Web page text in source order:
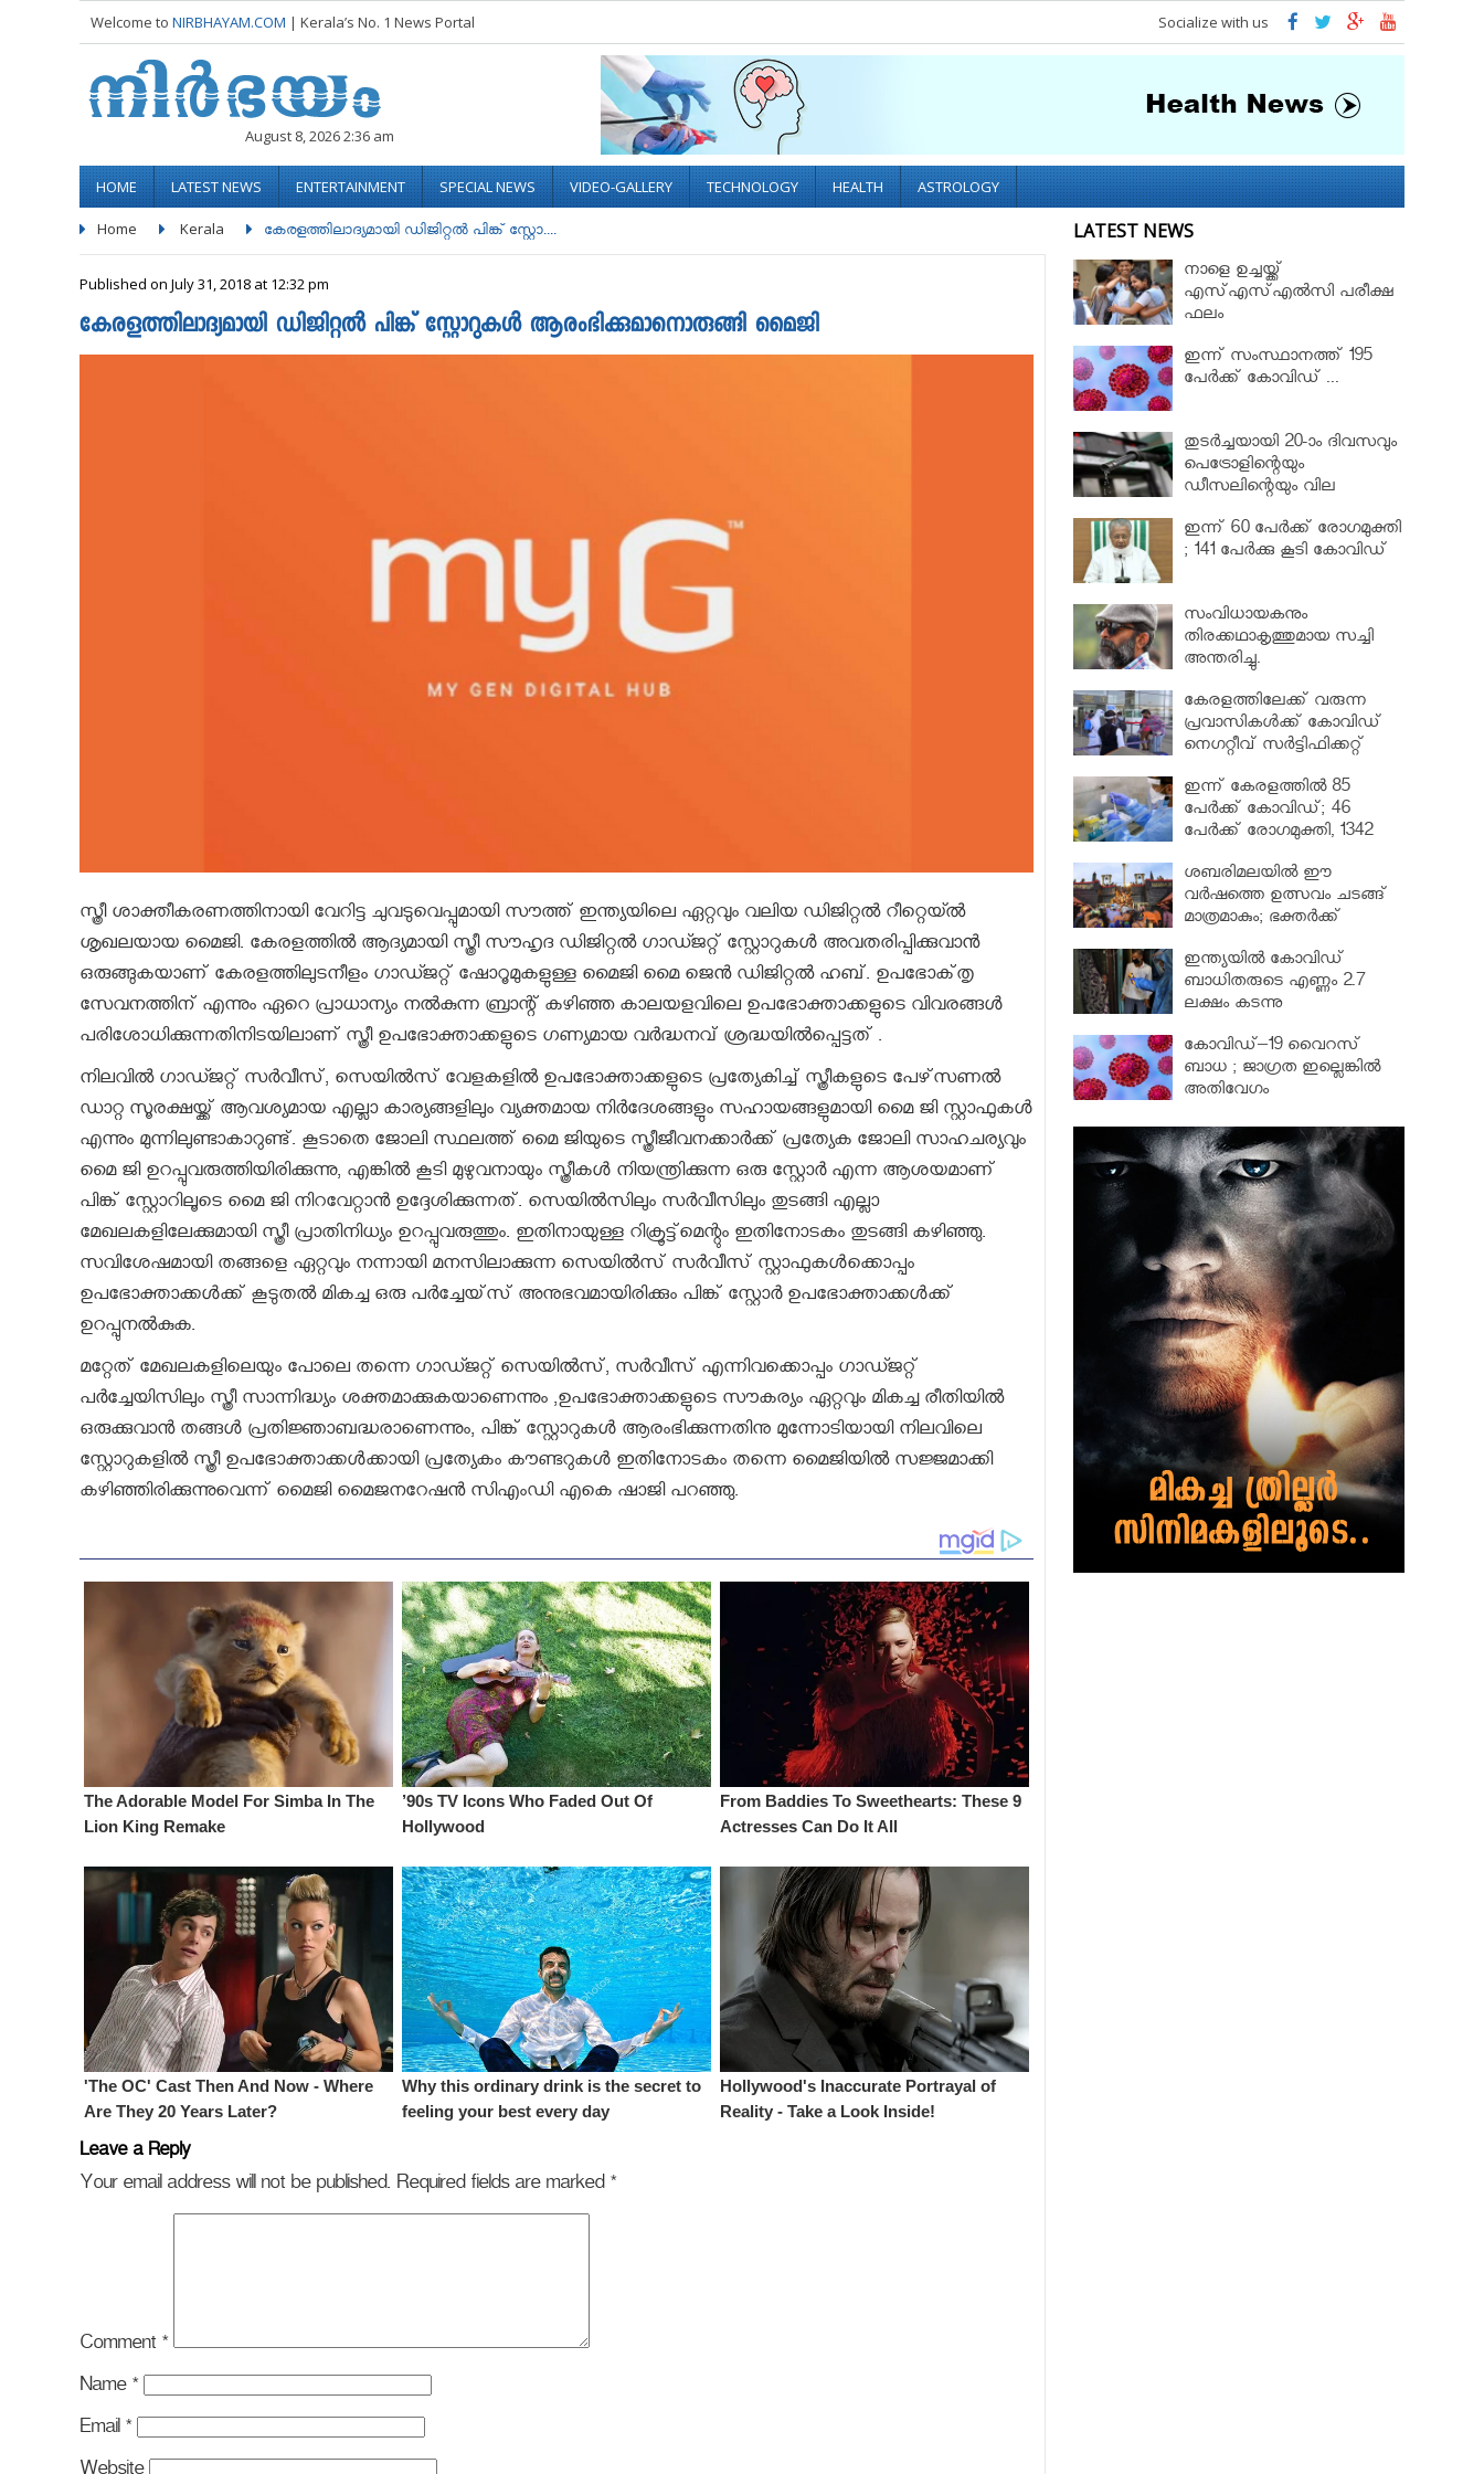
Welcome to NIRBHAYAM.COM | Kerala’s No. 1 News Portal Socialize with us
August 8, 2026 2:36 am
HOME LATEST NEWS ENTERTAINMENT SPECIAL NEWS VIDEO-GALLERY TECHNOLOGY HEALTH ASTROLOGY
Home Kerala കേരളത്തിലാദ്യമായി ഡിജിറ്റൽ പിങ്ക് സ്റ്റോ....
Published on July 31, 2018 at 12:32 pm
കേരളത്തിലാദ്യമായി ഡിജിറ്റൽ പിങ്ക് സ്റ്റോറുകൾ ആരംഭിക്കുമാനൊരുങ്ങി മൈജി
സ്ത്രീ ശാക്തീകരണത്തിനായി വേറിട്ട ചുവടുവെപ്പുമായി സൗത്ത് ഇന്ത്യയിലെ ഏറ്റവും വലിയ ഡിജിറ്റൽ റീറ്റെയ്ൽ
ശൃഖലയായ മൈജി. കേരളത്തിൽ ആദ്യമായി സ്ത്രീ സൗഹൃദ ഡിജിറ്റൽ ഗാഡ്ജറ്റ് സ്റ്റോറുകൾ അവതരിപ്പിക്കുവാൻ
ഒരുങ്ങുകയാണ് കേരളത്തിലുടനീളം ഗാഡ്ജറ്റ് ഷോറൂമുകളുള്ള മൈജി മൈ ജെൻ ഡിജിറ്റൽ ഹബ്. ഉപഭോക്‌തൃ
സേവനത്തിന് എന്നും ഏറെ പ്രാധാന്യം നൽകുന്ന ബ്രാന്റ് കഴിഞ്ഞ കാലയളവിലെ ഉപഭോക്താക്കളുടെ വിവരങ്ങൾ
പരിശോധിക്കുന്നതിനിടയിലാണ് സ്ത്രീ ഉപഭോക്താക്കളുടെ ഗണ്യമായ വർദ്ധനവ് ശ്രദ്ധയിൽപ്പെട്ടത് .
നിലവിൽ ഗാഡ്ജറ്റ് സർവീസ്, സെയിൽസ് വേളകളിൽ ഉപഭോക്താക്കളുടെ പ്രത്യേകിച്ച് സ്ത്രീകളുടെ പേഴ്‌സണൽ
ഡാറ്റ സൂരക്ഷയ്ക്ക് ആവശ്യമായ എല്ലാ കാര്യങ്ങളിലും വ്യക്തമായ നിർദേശങ്ങളും സഹായങ്ങളുമായി മൈ ജി സ്റ്റാഫുകൾ
എന്നും മുന്നിലുണ്ടാകാറുണ്ട്. കൂടാതെ ജോലി സ്ഥലത്ത് മൈ ജിയുടെ സ്ത്രീജീവനക്കാർക്ക് പ്രത്യേക ജോലി സാഹചര്യവും
മൈ ജി ഉറപ്പുവരുത്തിയിരിക്കുന്നു, എങ്കിൽ കൂടി മുഴുവനായും സ്ത്രീകൾ നിയന്ത്രിക്കുന്ന ഒരു സ്റ്റോർ എന്ന ആശയമാണ്
പിങ്ക് സ്റ്റോറിലൂടെ മൈ ജി നിറവേറ്റാൻ ഉദ്ദേശിക്കുന്നത്. സെയിൽസിലും സർവീസിലും തുടങ്ങി എല്ലാ
മേഖലകളിലേക്കുമായി സ്ത്രീ പ്രാതിനിധ്യം ഉറപ്പുവരുത്തും. ഇതിനായുള്ള റിക്രൂട്ട്മെന്റും ഇതിനോടകം തുടങ്ങി കഴിഞ്ഞു.
സവിശേഷമായി തങ്ങളെ ഏറ്റവും നന്നായി മനസിലാക്കുന്ന സെയിൽസ് സർവീസ് സ്റ്റാഫുകൾക്കൊപ്പം
ഉപഭോക്താക്കൾക്ക് കൂടുതൽ മികച്ച ഒരു പർച്ചേയ്‌സ് അനുഭവമായിരിക്കും പിങ്ക് സ്റ്റോർ ഉപഭോക്താക്കൾക്ക്
ഉറപ്പുനൽകുക.
മറ്റേത് മേഖലകളിലെയും പോലെ തന്നെ ഗാഡ്ജറ്റ് സെയിൽസ്, സർവീസ് എന്നിവക്കൊപ്പം ഗാഡ്ജറ്റ്
പർച്ചേയിസിലും സ്ത്രീ സാന്നിദ്ധ്യം ശക്തമാക്കുകയാണെന്നും ,ഉപഭോക്താക്കളുടെ സൗകര്യം ഏറ്റവും മികച്ച രീതിയിൽ
ഒരുക്കുവാൻ തങ്ങൾ പ്രതിജ്ഞാബദ്ധരാണെന്നും, പിങ്ക് സ്റ്റോറുകൾ ആരംഭിക്കുന്നതിനു മുന്നോടിയായി നിലവിലെ
സ്റ്റോറുകളിൽ സ്ത്രീ ഉപഭോക്താക്കൾക്കായി പ്രത്യേകം കൗണ്ടറുകൾ ഇതിനോടകം തന്നെ മൈജിയിൽ സജ്ജമാക്കി
കഴിഞ്ഞിരിക്കുന്നുവെന്ന് മൈജി മൈജനറേഷൻ സിഎംഡി എകെ ഷാജി പറഞ്ഞു.
Leave a Reply
Your email address will not be published. Required fields are marked *
Comment *
Name *
Email *
LATEST NEWS
നാളെ ഉച്ചയ്ക്ക്
എസ്എസ്എല്‍സി പരീക്ഷ
ഫലം
ഇന്ന് സംസ്ഥാനത്ത് 195
പേര്‍ക്ക് കോവിഡ് ...
തുടർച്ചയായി 20-ാം ദിവസവും
പെട്രോളിന്റെയും
ഡീസലിന്റെയും വില
ഇന്ന് 60 പേർക്ക് രോഗമുക്തി
; 141 പേര്‍ക്കു കൂടി കോവിഡ്
സംവിധായകനും
തിരക്കഥാകൃത്തുമായ സച്ചി
അന്തരിച്ചു.
കേരളത്തിലേക്ക് വരുന്ന
പ്രവാസികള്‍ക്ക് കോവിഡ്
നെഗറ്റീവ് സര്‍ട്ടിഫിക്കറ്റ്
ഇന്ന് കേരളത്തിൽ 85
പേർക്ക് കോവിഡ്; 46
പേർക്ക് രോഗമുക്തി, 1342
ശബരിമലയില്‍ ഈ
വർഷത്തെ ഉത്സവം ചടങ്ങ്
മാത്രമാകും; ഭക്തർക്ക്
ഇന്ത്യയിൽ കോവിഡ്
ബാധിതരുടെ എണ്ണം 2.7
ലക്ഷം കടന്നു
കോവിഡ്–19 വൈറസ്
ബാധ ; ജാഗ്രത ഇല്ലെങ്കിൽ
അതിവേഗം
സ്കൂളുകളിൽ ജാഗ്രത നിര്‍ദേശം